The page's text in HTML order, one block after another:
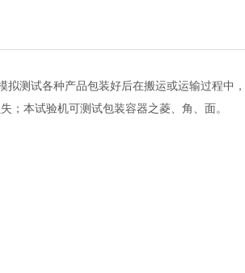
测试各种产品包装好后在搬运或运输过程中
；本试验机可测试包装容器之菱、角、面。